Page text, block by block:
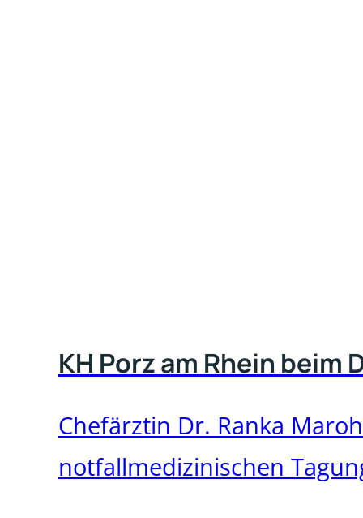
KH Porz am Rhein beim
Chefärztin Dr. Ranka
notfallmedizinischen